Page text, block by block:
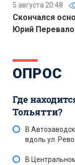
5 августа 20:48
Скончался
Юрий
ОПРОС
Где
Тольятти?
В
вдоль ул.
В